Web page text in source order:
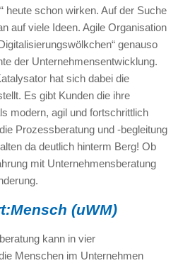
heute schon wirken. Auf der Suche
auf viele Ideen. Agile Organisation
genauso
der Unternehmensentwicklung.
hat sich dabei die
Es gibt Kunden die ihre
modern, agil und fortschrittlich
Prozessberatung und -begleitung
da deutlich hinterm Berg! Ob
mit Unternehmensberatung
(uWM)
kann in vier
Menschen im Unternehmen